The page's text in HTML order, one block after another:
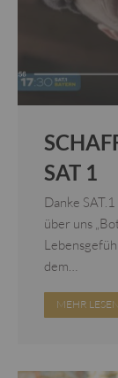
SAT 1
Danke
über uns
dem…
MEHR LESEN